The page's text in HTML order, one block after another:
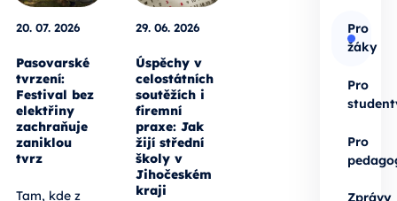
20. 07. 2026
Pasovarské
tvrzení:
Festival bez
elektřiny
zachraňuje
zaniklou
tvrz
Tam, kde z
29. 06. 2026
Úspěchy v
celostátních
soutěžích i
firemní
praxe: Jak
žijí střední
školy v
Jihočeském
kraji
Pro
žáky
Pro
Pro
Zprávy